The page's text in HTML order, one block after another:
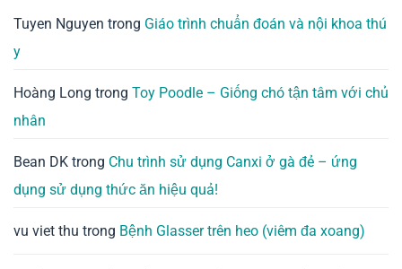
Tuyen Nguyen trong Giáo trình chuẩn đoán và nội khoa thú
y
Hoàng Long trong Toy Poodle – Giống chó tận tâm với chủ
nhân
Bean DK trong Chu trình sử dụng Canxi ở gà đẻ – ứng
dụng sử dụng thức ăn hiệu quả!
vu viet thu trong Bệnh Glasser trên heo (viêm đa xoang)